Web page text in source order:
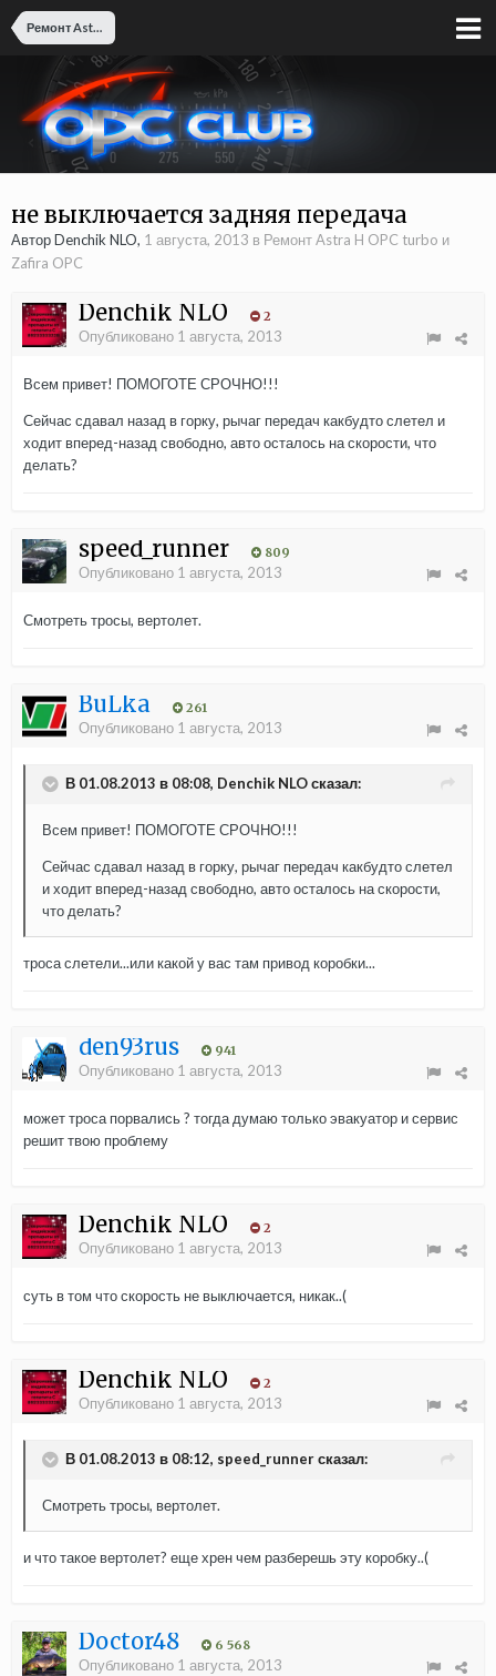
Ремонт Astra H OPC turbo и Zafira OPC
не выключается задняя передача
Автор Denchik NLO, 1 августа, 2013 в Ремонт Astra H OPC turbo и
Zafira OPC
Denchik NLO 2
Опубликовано 1 августа, 2013
Всем привет! ПОМОГОТЕ СРОЧНО!!!
Сейчас сдавал назад в горку, рычаг передач какбудто слетел и
ходит вперед-назад свободно, авто осталось на скорости, что
делать?
speed_runner 809
Опубликовано 1 августа, 2013
Смотреть тросы, вертолет.
BuLka 261
Опубликовано 1 августа, 2013
В 01.08.2013 в 08:08, Denchik NLO сказал:
Всем привет! ПОМОГОТЕ СРОЧНО!!!
Сейчас сдавал назад в горку, рычаг передач какбудто слетел
и ходит вперед-назад свободно, авто осталось на скорости,
что делать?
троса слетели...или какой у вас там привод коробки...
den93rus 941
Опубликовано 1 августа, 2013
может троса порвались ? тогда думаю только эвакуатор и сервис
решит твою проблему
Denchik NLO 2
Опубликовано 1 августа, 2013
суть в том что скорость не выключается, никак..(
Denchik NLO 2
Опубликовано 1 августа, 2013
В 01.08.2013 в 08:12, speed_runner сказал:
Смотреть тросы, вертолет.
и что такое вертолет? еще хрен чем разберешь эту коробку..(
Doctor48 6 568
Опубликовано 1 августа, 2013